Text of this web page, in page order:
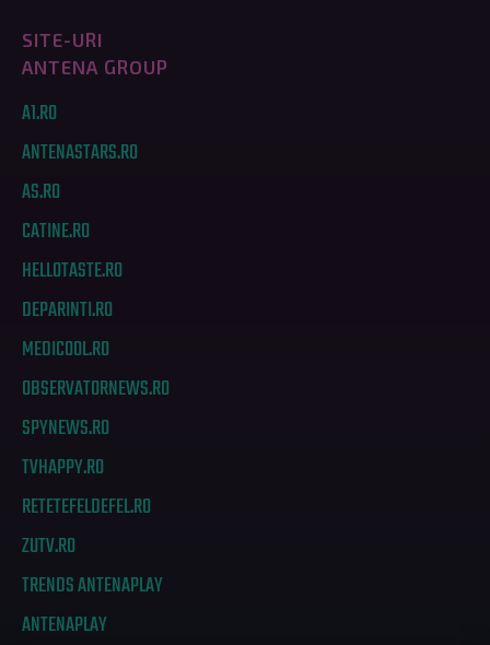
SITE-URI
ANTENA GROUP
A1.RO
ANTENASTARS.RO
AS.RO
CATINE.RO
HELLOTASTE.RO
DEPARINTI.RO
MEDICOOL.RO
OBSERVATORNEWS.RO
SPYNEWS.RO
TVHAPPY.RO
RETETEFELDEFEL.RO
ZUTV.RO
TRENDS ANTENAPLAY
ANTENAPLAY